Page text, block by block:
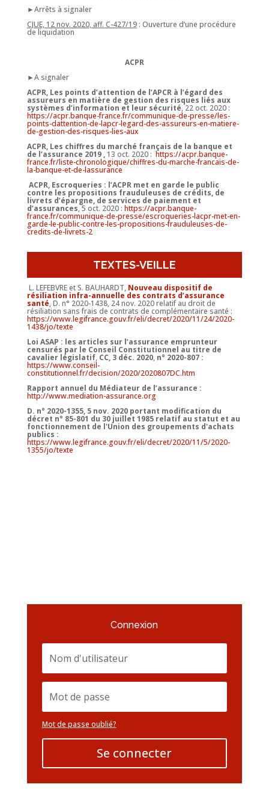
►Arrêts à signaler
CJUE, 12 nov. 2020, aff. C-427/19: Ouverture d’une procédure
de liquidation
ACPR
►A signaler
ACPR, Les points d’attention de l’APCR à l’égard des
assureurs en matière de gestion des risques liés aux
systèmes d’information et leur sécurité, 22 oct. 2020 :
https://acpr.banque-france.fr/communique-de-presse/les-
points-dattention-de-lapcr-legard-des-assureurs-en-matiere-
de-gestion-des-risques-lies-aux
ACPR, Les chiffres du marché français de la banque et
de l’assurance 2019 , 13 oct. 2020 : https://acpr.banque-
france.fr/liste-chronologique/chiffres-du-marche-francais-de-
la-banque-et-de-lassurance
ACPR, Escroqueries : l’ACPR met en garde le public
contre les propositions frauduleuses de crédits, de
livrets d’épargne, de services de paiement et
d’assurances, 5 oct. 2020 : https://acpr.banque-
france.fr/communique-de-presse/escroqueries-lacpr-met-en-
garde-le-public-contre-les-propositions-frauduleuses-de-
credits-de-livrets-2
TEXTES-VEILLE
L. LEFEBVRE et S. BAUHARDT, Nouveau dispositif de
résiliation infra-annuelle des contrats d’assurance
santé, D. n° 2020-1438, 24 nov. 2020 relatif au droit de
résiliation sans frais de contrats de complémentaire santé :
https://www.legifrance.gouv.fr/eli/decret/2020/11/24/2020-
1438/jo/texte
Loi ASAP : les articles sur l’assurance emprunteur
censurés par le Conseil Constitutionnel au titre de
cavalier législatif, CC, 3 déc. 2020, n° 2020-807 :
https://www.conseil-
constitutionnel.fr/decision/2020/2020807DC.htm
Rapport annuel du Médiateur de l’assurance :
http://www.mediation-assurance.org
D. n° 2020-1355, 5 nov. 2020 portant modification du
décret n° 85-801 du 30 juillet 1985 relatif au statut et au
fonctionnement de l'Union des groupements d'achats
publics :
https://www.legifrance.gouv.fr/eli/decret/2020/11/5/2020-
1355/jo/texte
Connexion
Mot de passe oublié?
Se connecter